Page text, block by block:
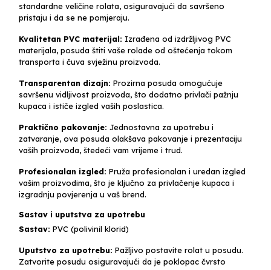
standardne veličine rolata, osiguravajući da savršeno
pristaju i da se ne pomjeraju.
Kvalitetan PVC materijal: Izrađena od izdržljivog PVC
materijala, posuda štiti vaše rolade od oštećenja tokom
transporta i čuva svježinu proizvoda.
Transparentan dizajn: Prozirna posuda omogućuje
savršenu vidljivost proizvoda, što dodatno privlači pažnju
kupaca i ističe izgled vaših poslastica.
Praktično pakovanje: Jednostavna za upotrebu i
zatvaranje, ova posuda olakšava pakovanje i prezentaciju
vaših proizvoda, štedeći vam vrijeme i trud.
Profesionalan izgled: Pruža profesionalan i uredan izgled
vašim proizvodima, što je ključno za privlačenje kupaca i
izgradnju povjerenja u vaš brend.
Sastav i uputstva za upotrebu
Sastav: PVC (polivinil klorid)
Uputstvo za upotrebu: Pažljivo postavite rolat u posudu.
Zatvorite posudu osiguravajući da je poklopac čvrsto